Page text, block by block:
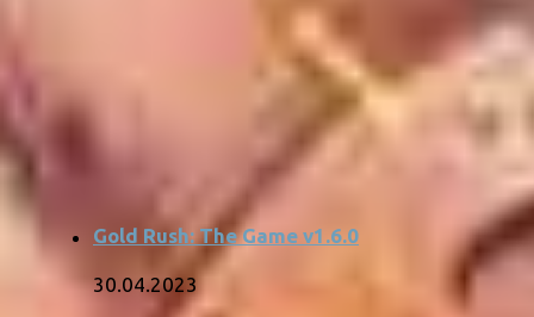
Gold Rush: The Game v1.6.0
30.04.2023